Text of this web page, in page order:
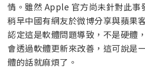
情。雖然 Apple 官方尚未針對此事
稍早中國有網友於微博分享與蘋果
認定這是軟體問題導致，不是硬體
會透過軟體更新來改善，這可說是
體的話就麻煩了。